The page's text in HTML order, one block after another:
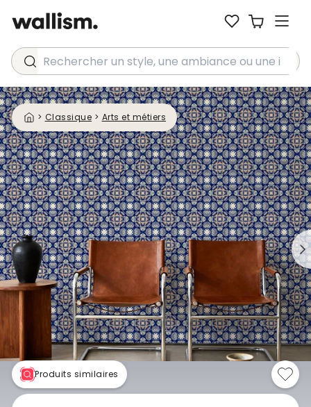
Rechercher un style, une ambiance ou une idée...
> Classique > Arts et métiers
Produits similaires